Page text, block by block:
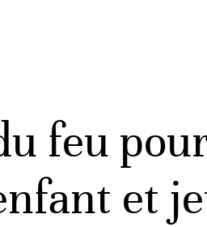
feu
et